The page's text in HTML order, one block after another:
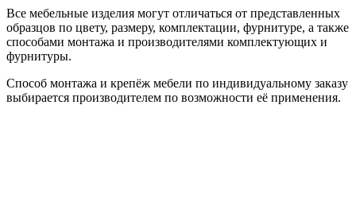
Все мебельные изделия могут отличаться от представленных
образцов по цвету, размеру, комплектации, фурнитуре, а также
способами монтажа и производителями комплектующих и
фурнитуры.
Способ монтажа и крепёж мебели по индивидуальному заказу
выбирается производителем по возможности её применения.